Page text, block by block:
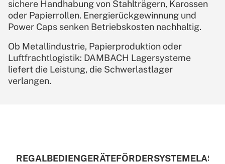
sichere Handhabung von Stahlträgern, Karossen
oder Papierrollen. Energierückgewinnung und
Power Caps senken Betriebskosten nachhaltig.
Ob Metallindustrie, Papierproduktion oder
Luftfrachtlogistik: DAMBACH Lagersysteme
liefert die Leistung, die Schwerlastlager
verlangen.
REGALBEDIENGERÄTEFÖRDERSYSTEME